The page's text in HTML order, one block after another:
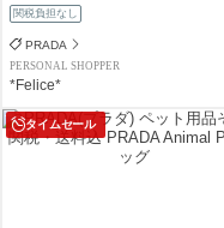
関税負担なし
PRADA
PERSONAL SHOPPER
*Felice*
タイムセール